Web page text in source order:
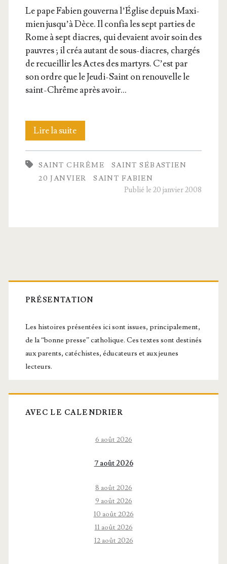
Le pape Fabien gou­ver­na l’É­glise depuis Maxi­
mien jus­qu’à Dèce. Il confia les sept par­ties de
Rome à sept diacres, qui devaient avoir soin des
pauvres ; il créa autant de sous-diacres, char­gés
de recueillir les Actes des mar­tyrs. C’est par
son ordre que le Jeu­­di-Saint on renou­velle le
saint-Chrême après avoir…
Lire la suiteSaint
Fabien
et
SAINT CHRÊME
SAINT SÉBASTIEN
20 JANVIER
SAINT FABIEN
Publié le 20 janvier 2008
Barre
latérale
principale
PRÉSENTATION
Les histoires présentées ici sont issues, principalement,
de la “bonne presse” catholique. Ces textes sont destinés
aux parents, catéchistes, éducateurs et aux jeunes
lecteurs.
AVEC LE CALENDRIER
6 août 2026
7 août 2026
8 août 2026
9 août 2026
10 août 2026
11 août 2026
12 août 2026